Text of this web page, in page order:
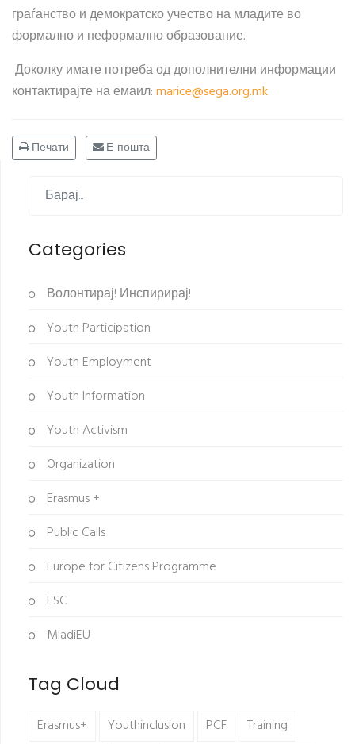
граѓанство и демократско учество на младите во
формално и неформално образование.
Доколку имате потреба од дополнителни информации
контактирајте на емаил:marice​@​sega.org.mk
Печати Е-пошта
Categories
Волонтирај! Инспирирај!
Youth Participation
Youth Employment
Youth Information
Youth Activism
Organization
Erasmus +
Public Calls
Europe for Citizens Programme
ESC
MladiEU
Tag Cloud
Erasmus+ Youthinclusion PCF
Training